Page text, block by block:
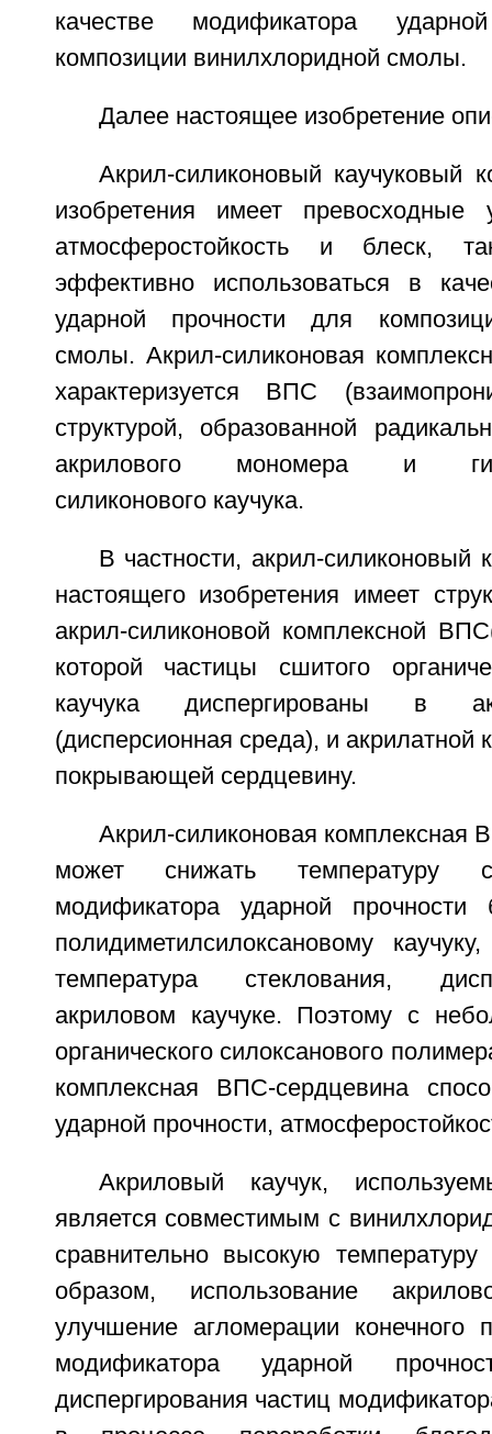
качестве модификатора
композиции винилхлоридной смолы.
Далее настоящее изобретение
Акрил-силиконовый каучуковый
изобретения имеет превосходные
атмосферостойкость и блеск,
эффективно использоваться в
ударной прочности для
смолы. Акрил-силиконовая
характеризуется ВПС
структурой, образованной
акрилового мономера и
силиконового каучука.
В частности, акрил-силиконовый
настоящего изобретения имеет
акрил-силиконовой комплексной
которой частицы сшитого
каучука диспергированы в
(дисперсионная среда), и акрилатной
покрывающей сердцевину.
Акрил-силиконовая комплексная
может снижать температуру
модификатора ударной прочности
полидиметилсилоксановому
температура стеклования,
акриловом каучуке. Поэтому с
органического силоксанового
комплексная ВПС-сердцевина
ударной прочности,
Акриловый каучук,
является совместимым с
сравнительно высокую
образом, использование
улучшение агломерации конечного
модификатора ударной
диспергирования частиц